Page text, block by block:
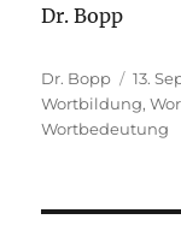
Dr. Bopp
Autor
Dr. Bopp
am
13.
Wortbildung,
Wortbedeutung